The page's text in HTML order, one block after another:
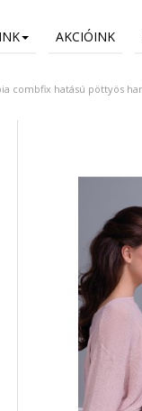
AKCIÓINK
combfix hatású pöttyös